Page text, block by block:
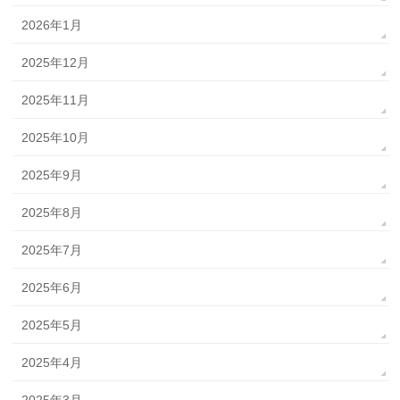
2026年1月
2025年12月
2025年11月
2025年10月
2025年9月
2025年8月
2025年7月
2025年6月
2025年5月
2025年4月